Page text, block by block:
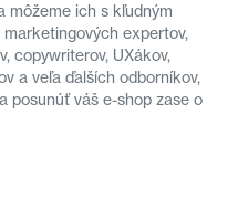
môžeme ich s kľudným
expertov,
copywriterov, UXákov,
a veľa ďalších odborníkov,
posunúť váš e-shop zase o